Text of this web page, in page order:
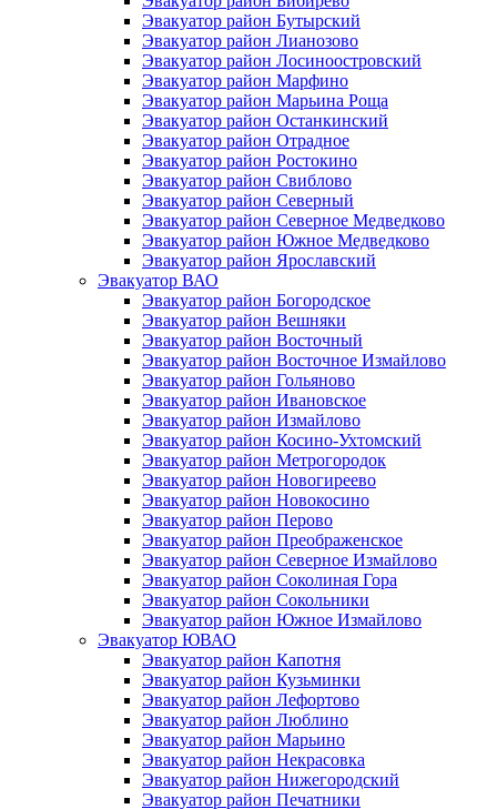
Эвакуатор район Бутырский
Эвакуатор район Лианозово
Эвакуатор район Лосиноостровский
Эвакуатор район Марфино
Эвакуатор район Марьина Роща
Эвакуатор район Останкинский
Эвакуатор район Отрадное
Эвакуатор район Ростокино
Эвакуатор район Свиблово
Эвакуатор район Северный
Эвакуатор район Северное Медведково
Эвакуатор район Южное Медведково
Эвакуатор район Ярославский
Эвакуатор ВАО
Эвакуатор район Богородское
Эвакуатор район Вешняки
Эвакуатор район Восточный
Эвакуатор район Восточное Измайлово
Эвакуатор район Гольяново
Эвакуатор район Ивановское
Эвакуатор район Измайлово
Эвакуатор район Косино-Ухтомский
Эвакуатор район Метрогородок
Эвакуатор район Новогиреево
Эвакуатор район Новокосино
Эвакуатор район Перово
Эвакуатор район Преображенское
Эвакуатор район Северное Измайлово
Эвакуатор район Соколиная Гора
Эвакуатор район Сокольники
Эвакуатор район Южное Измайлово
Эвакуатор ЮВАО
Эвакуатор район Капотня
Эвакуатор район Кузьминки
Эвакуатор район Лефортово
Эвакуатор район Люблино
Эвакуатор район Марьино
Эвакуатор район Некрасовка
Эвакуатор район Нижегородский
Эвакуатор район Печатники